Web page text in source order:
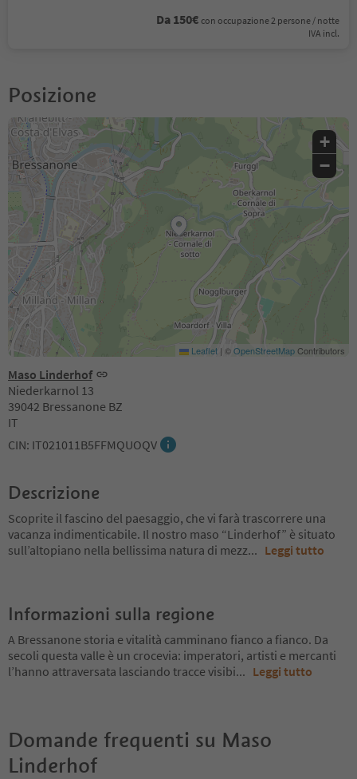
Da 150€ con occupazione 2 persone / notte
IVA incl.
Posizione
Maso Linderhof
Niederkarnol 13
39042 Bressanone BZ
IT
CIN: IT021011B5FFMQUOQV
+
−
Leaflet | ©OpenStreetMapContributors
Descrizione
Scoprite il fascino del paesaggio, che vi farà trascorrere una
vacanza indimenticabile. Il nostro maso “Linderhof” è situato
sull’altopiano nella bellissima natura di mezz... Leggi tutto
Informazioni sulla regione
A Bressanone storia e vitalità camminano fianco a fianco. Da
secoli questa valle è un crocevia: imperatori, artisti e mercanti
l’hanno attraversata lasciando tracce visibi... Leggi tutto
Domande frequenti su Maso
Linderhof